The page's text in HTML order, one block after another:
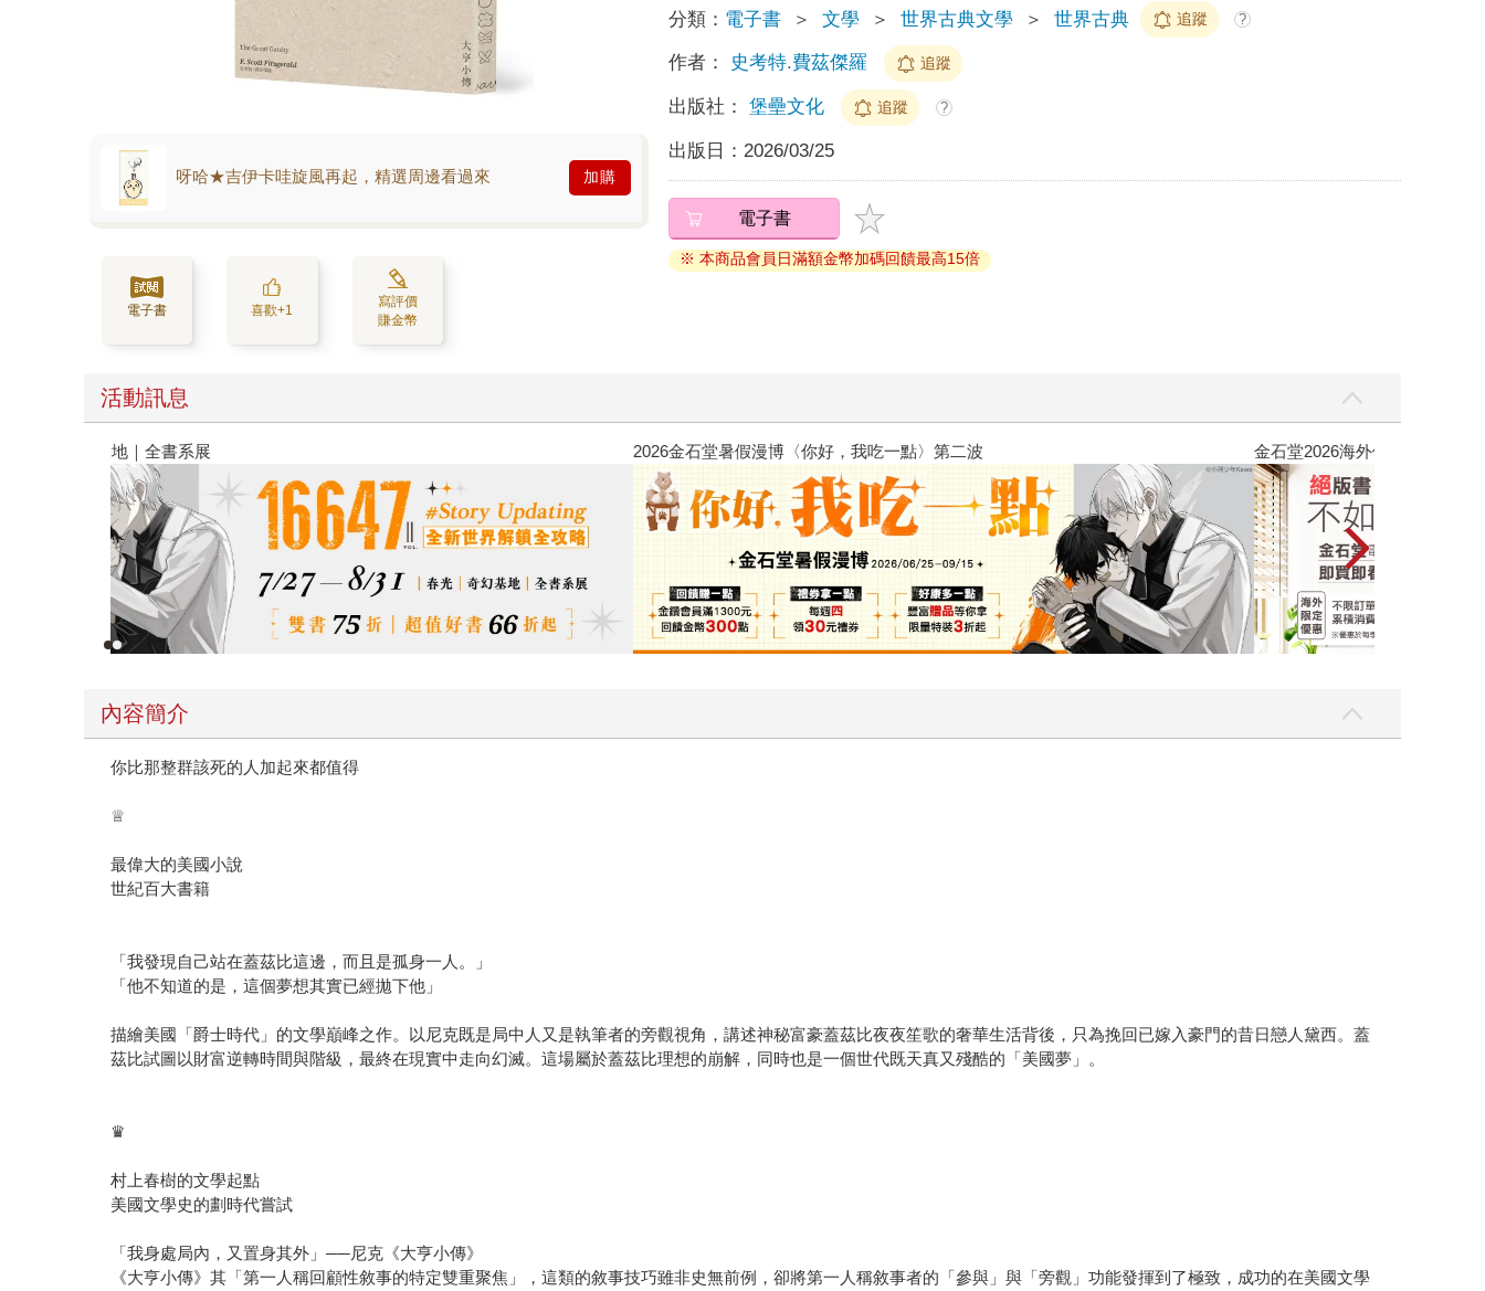
呀哈★吉伊卡哇旋風再起，精選周邊看過來 加購
電子書 喜歡+1
寫評價
賺金幣
分類： 電子書 ＞ 文學 ＞ 世界古典文學 ＞ 世界古典 追蹤 ?
作者： 史考特.費茲傑羅 追蹤
出版社： 堡壘文化 追蹤 ?
出版日： 2026/03/25
電子書
※ 本商品會員日滿額金幣加碼回饋最高15倍
活動訊息
春光ｘ奇幻基地｜全書系展 2026金石堂暑假漫博〈你好，我吃一點〉第二波 金石堂2026海
內容簡介
你比那整群該死的人加起來都值得
♕
最偉大的美國小說
世紀百大書籍
「我發現自己站在蓋茲比這邊，而且是孤身一人。」
「他不知道的是，這個夢想其實已經拋下他」
描繪美國「爵士時代」的文學巔峰之作。以尼克既是局中人又是執筆者的旁觀視角，講述神秘富豪蓋茲比夜夜笙歌的奢華生活背後，只為挽回已嫁入豪門的昔日戀人黛西。蓋
茲比試圖以財富逆轉時間與階級，最終在現實中走向幻滅。這場屬於蓋茲比理想的崩解，同時也是一個世代既天真又殘酷的「美國夢」。
♛
村上春樹的文學起點
美國文學史的劃時代嘗試
「我身處局內，又置身其外」──尼克《大亨小傳》
《大亨小傳》其「第一人稱回顧性敘事的特定雙重聚焦」，這類的敘事技巧雖非史無前例，卻將第一人稱敘事者的「參與」與「旁觀」功能發揮到了極致，成功的在美國文學